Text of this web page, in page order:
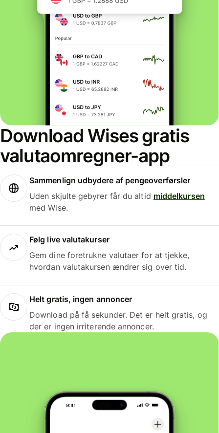
Download Wises gratis
valutaomregner-app
Sammenlign udbydere af pengeoverførsler
Uden skjulte gebyrer får du altid middelkursen
med Wise.
Følg live valutakurser
Gem dine foretrukne valutaer for at tjekke,
hvordan valutakursen ændrer sig over tid.
Helt gratis, ingen annoncer
Download på få sekunder. Det er helt gratis, og
der er ingen irriterende annoncer.